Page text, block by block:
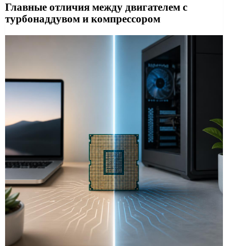
Главные отличия между двигателем с
турбонаддувом и компрессором